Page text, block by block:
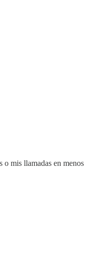
o mis llamadas en menos